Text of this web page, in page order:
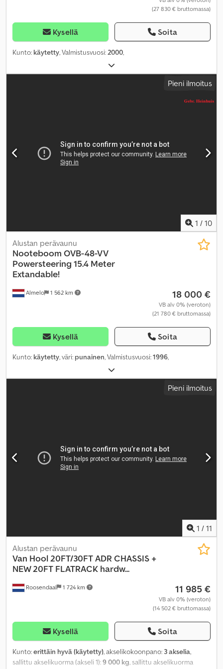
(27 830 € bruttomassa)
Kysellä Soita
Kunto: käytetty, Valmistusvuosi:2000,
Pieni ilmoitus
1 / 10
Almelo 1 562 km
Alustan perävaunu
Nooteboom OVB-48-VV
Powersteering 15.4 Meter
Extandable!
18 000 €
VB alv 0% (veroton)
(21 780 € bruttomassa)
Kysellä Soita
Kunto: käytetty, väri: punainen, Valmistusvuosi:1996,
Pieni ilmoitus
1 / 11
Roosendaal 1 724 km
Alustan perävaunu
Van Hool20FT/30FT ADR CHASSIS +
NEW 20FT FLATRACK hardw...
11 985 €
VB alv 0% (veroton)
(14 502 € bruttomassa)
Kysellä Soita
Kunto:erittäin hyvä (käytetty), akselikokoonpano: 3 akselia,
sallittu akselikuorma (akseli 1):9 000 kg, sallittu akselikuorma